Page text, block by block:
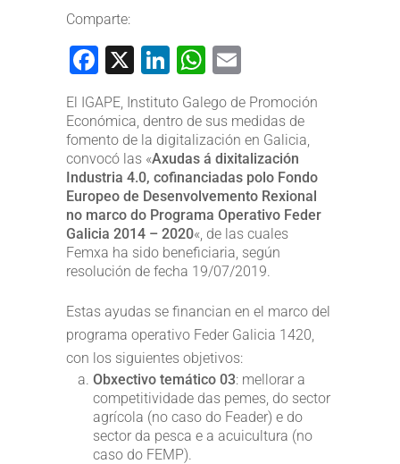
Comparte:
Facebook
X LinkedIn
WhatsApp
El IGAPE, Instituto Galego de Promoción
Económica, dentro de sus medidas de
fomento de la digitalización en Galicia,
convocó las «Axudas á dixitalización
Industria 4.0, cofinanciadas polo Fondo
Europeo de Desenvolvemento Rexional
no marco do Programa Operativo Feder
Galicia 2014 – 2020«, de las cuales
Femxa ha sido beneficiaria, según
resolución de fecha 19/07/2019.
Estas ayudas se financian en el marco del
programa operativo Feder Galicia 1420,
con los siguientes objetivos:
Obxectivo temático 03: mellorar a
competitividade das pemes, do sector
agrícola (no caso do Feader) e do
sector da pesca e a acuicultura (no
caso do FEMP).